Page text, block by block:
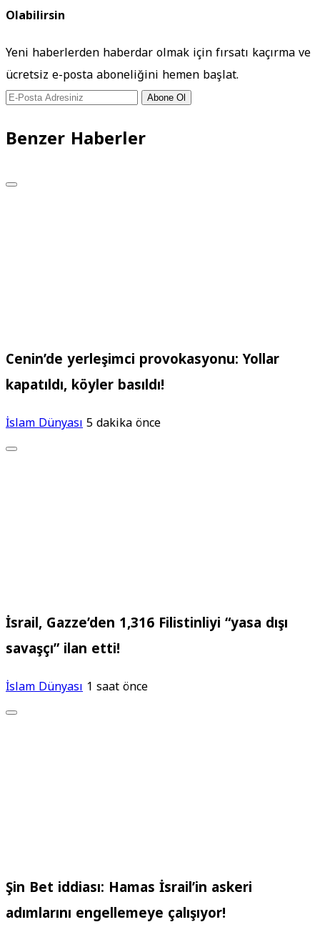
Olabilirsin
Yeni haberlerden haberdar olmak için fırsatı kaçırma ve
ücretsiz e-posta aboneliğini hemen başlat.
Abone Ol
Benzer Haberler
Cenin’de yerleşimci provokasyonu: Yollar
kapatıldı, köyler basıldı!
İslam Dünyası5 dakika önce
İsrail, Gazze’den 1,316 Filistinliyi “yasa dışı
savaşçı” ilan etti!
İslam Dünyası 1 saat önce
Şin Bet iddiası: Hamas İsrail’in askeri
adımlarını engellemeye çalışıyor!